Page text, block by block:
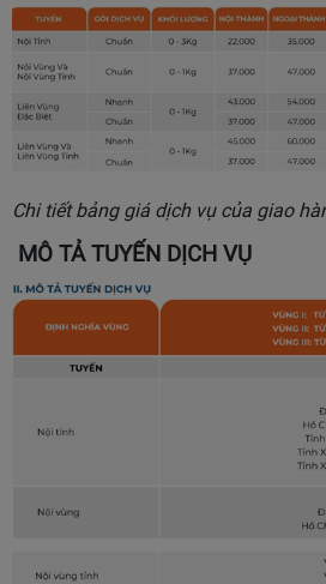
Chi tiết bảng giá dịch vụ của giao
MÔ TẢ TUYẾN DỊCH VỤ